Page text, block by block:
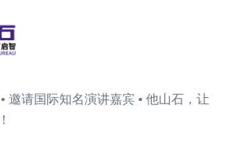
邀请国际知名演讲嘉宾 • 他山石，让